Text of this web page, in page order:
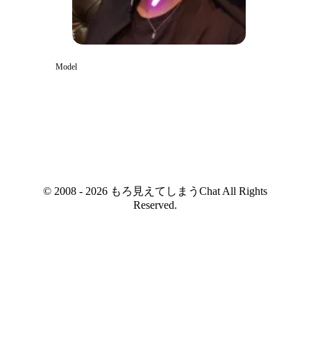
Model
© 2008 - 2026 もろ見えてしまうChat All Rights
Reserved.